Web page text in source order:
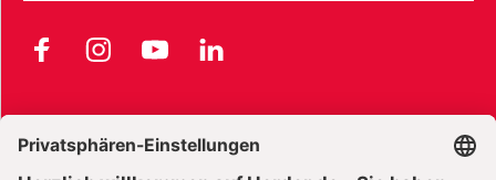
FacebookInstagramYouTubeLinkedIn
Widerrufsbelehrung E-Books